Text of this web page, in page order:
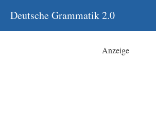
Inhalt
springen
Deutsche Grammatik 2.0
Anzeige